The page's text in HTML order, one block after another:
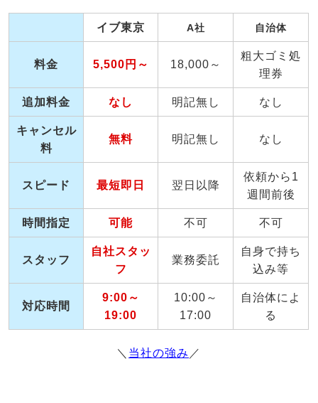
イブ東京 A社 自治体
料金 5,500円～ 18,000～
粗大ゴミ処
理券
追加料金 なし 明記無し なし
キャンセル
料
無料 明記無し なし
スピード 最短即日 翌日以降
依頼から1
週間前後
時間指定 可能 不可 不可
スタッフ
自社スタッ
フ
業務委託
自身で持ち
込み等
対応時間
9:00～
19:00
10:00～
17:00
自治体によ
る
＼ 当社の強み ／